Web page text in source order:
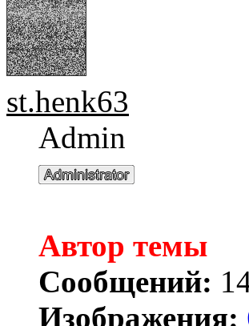
st.henk63
Admin
Автор темы
Сообщений:
Изображения: